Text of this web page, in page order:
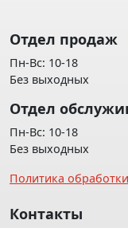
Отдел продаж
Пн-Вс: 10-18
Без выходных
Отдел
Пн-Вс: 10-18
Без выходных
Политика
Контакты